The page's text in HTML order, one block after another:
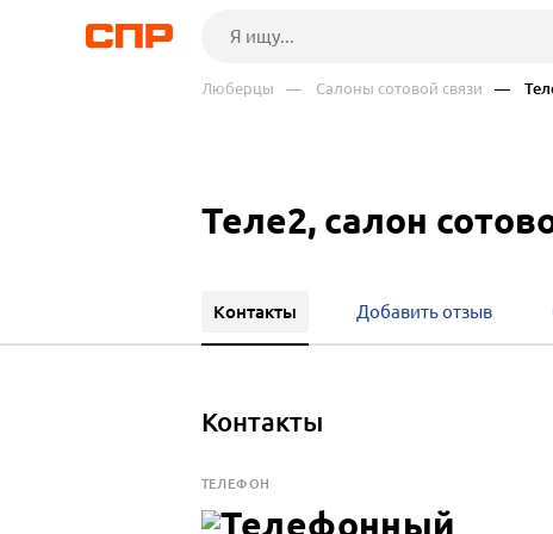
Люберцы — Салоны сотовой связи —
Теле2, салон
Контакты Добавить отзыв
Контакты
ТЕЛЕФОН